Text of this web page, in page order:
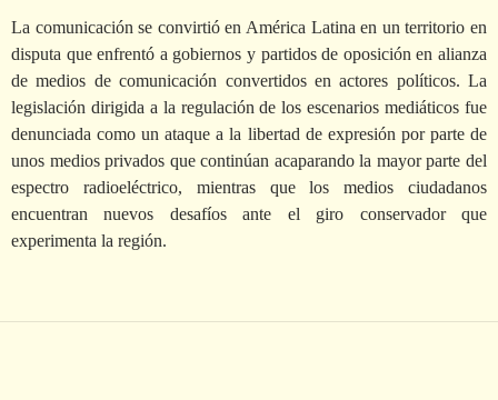
La comunicación se convirtió en América Latina en un territorio en
disputa que enfrentó a gobiernos y partidos de oposición en alianza
de medios de comunicación convertidos en actores políticos. La
legislación dirigida a la regulación de los escenarios mediáticos fue
denunciada como un ataque a la libertad de expresión por parte de
unos medios privados que continúan acaparando la mayor parte del
espectro radioeléctrico, mientras que los medios ciudadanos
encuentran nuevos desafíos ante el giro conservador que
experimenta la región.